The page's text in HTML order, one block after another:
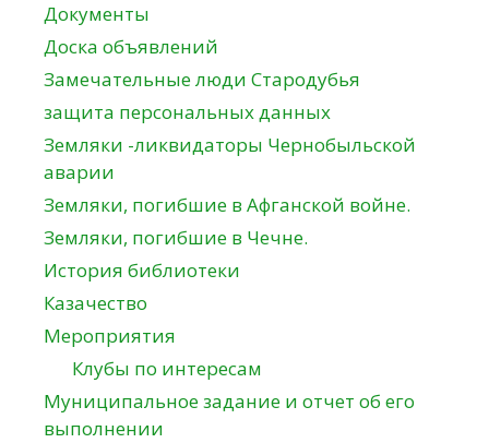
Документы
Доска объявлений
Замечательные люди Стародубья
защита персональных данных
Земляки -ликвидаторы Чернобыльской
аварии
Земляки, погибшие в Афганской войне.
Земляки, погибшие в Чечне.
История библиотеки
Казачество
Мероприятия
Клубы по интересам
Муниципальное задание и отчет об его
выполнении